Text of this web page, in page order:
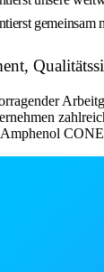
gemeinsam